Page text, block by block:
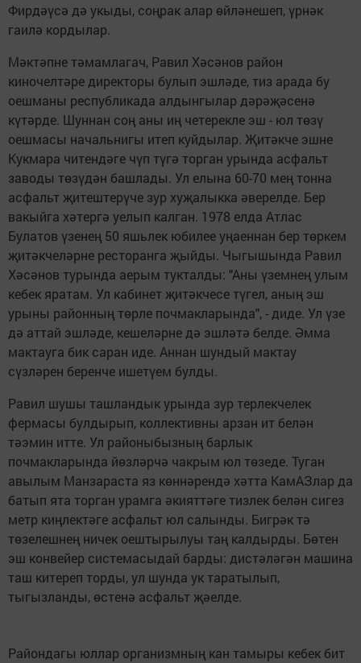
Фирдәүсә дә укыды, соңрак алар өйләнешеп, үрнәк
гаилә кордылар.
Мәктәпне тәмамлагач, Равил Хәсәнов район
киночелтәре директоры булып эшләде, тиз арада бу
оешманы республикада алдынгылар дәрәҗәсенә
күтәрде. Шуннан соң аны иң четерекле эш - юл төзү
оешмасы начальнигы итеп куйдылар. Җитәкче эшне
Кукмара читендәге чүп түгә торган урында асфальт
заводы төзүдән башлады. Ул елына 60-70 мең тонна
асфальт җитештерүче зур хуҗалыкка әверелде. Бер
вакыйга хәтергә уелып калган. 1978 елда Атлас
Булатов үзенең 50 яшьлек юбилее уңаеннан бер төркем
җитәкчеләрне ресторанга җыйды. Чыгышында Равил
Хәсәнов турында аерым тукталды: "Аны үземнең улым
кебек яратам. Ул кабинет җитәкчесе түгел, аның эш
урыны районның төрле почмакларында", - диде. Ул үзе
дә аттай эшләде, кешеләрне дә эшләтә белде. Әмма
мактауга бик саран иде. Аннан шундый мактау
сүзләрен беренче ишетүем булды.
Равил шушы ташландык урында зур терлекчелек
фермасы булдырып, коллективны арзан ит белән
тәэмин итте. Ул районыбызның барлык
почмакларында йөзләрчә чакрым юл төзеде. Туган
авылым Манзараста яз көннәрендә хәтта КамАЗлар да
батып ята торган урамга әкияттәге тизлек белән сигез
метр киңлектәге асфальт юл салынды. Бигрәк тә
төзелешнең ничек оештырылуы таң калдырды. Бөтен
эш конвейер системасыдай барды: дистәләгән машина
таш китереп торды, ул шунда ук таратылып,
тыгызланды, өстенә асфальт җәелде.
Райондагы юллар организмның кан тамыры кебек бит